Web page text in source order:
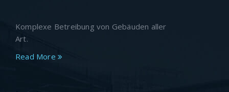
Komplexe Betreibung von Gebäuden aller
Art.
Read More